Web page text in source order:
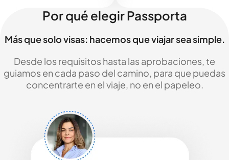
Por qué elegir Passporta
Más que solo visas: hacemos que viajar sea simple.
Desde los requisitos hasta las aprobaciones, te
guiamos en cada paso del camino, para que puedas
concentrarte en el viaje, no en el papeleo.